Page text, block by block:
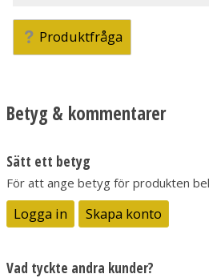
Produktfråga
Betyg & kommentarer
Sätt ett betyg
För att ange betyg för produkten
Logga in Skapa konto
Vad tyckte andra kunder?